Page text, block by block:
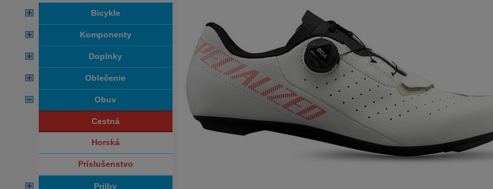
bicykle
komponenty
doplnky
oblečenie
obuv
cestná
horská
príslušenstvo
prilby